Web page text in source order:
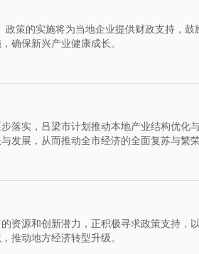
政策的实施将为当地企业提供财政支持，鼓
确保新兴产业健康成长。
落实，吕梁市计划推动本地产业结构优化
发展，从而推动全市经济的全面复苏与繁荣
资源和创新潜力，正积极寻求政策支持，
推动地方经济转型升级。